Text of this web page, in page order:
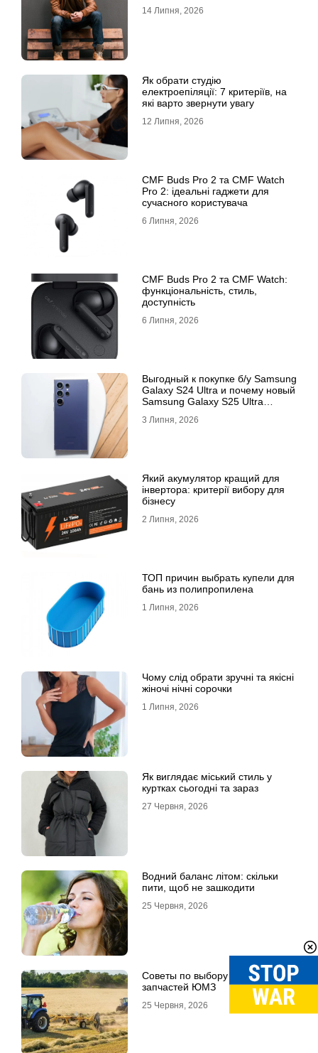
14 Липня, 2026
Як обрати студію
електроепіляції: 7 критеріїв, на
які варто звернути увагу
12 Липня, 2026
CMF Buds Pro 2 та CMF Watch
Pro 2: ідеальні гаджети для
сучасного користувача
6 Липня, 2026
CMF Buds Pro 2 та CMF Watch:
функціональність, стиль,
доступність
6 Липня, 2026
Выгодный к покупке б/у Samsung
Galaxy S24 Ultra и почему новый
Samsung Galaxy S25 Ultra
3 Липня, 2026
Який акумулятор кращий для
інвертора: критерії вибору для
бізнесу
2 Липня, 2026
ТОП причин выбрать купели для
бань из полипропилена
1 Липня, 2026
Чому слід обрати зручні та якісні
жіночі нічні сорочки
1 Липня, 2026
Як виглядає міський стиль у
куртках сьогодні та зараз
27 Червня, 2026
Водний баланс літом: скільки
пити, щоб не зашкодити
25 Червня, 2026
Советы по выбору качественных
запчастей ЮМЗ
25 Червня, 2026